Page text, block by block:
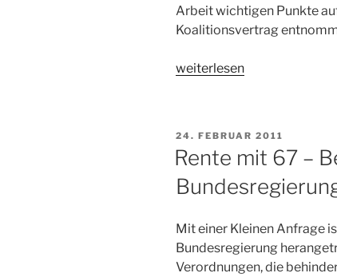
Arbeit wichtigen Punkte
Koalitionsvertrag
„Koalitionsvertrag
weiterlesen
VERÖFFENTLICHT
AM
24. FEBRUAR 2011
Rente mit 67 –
Mit einer Kleinen Anfrage
Bundesregierung
Verordnungen, die